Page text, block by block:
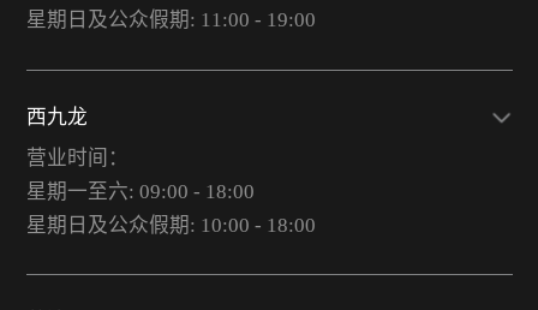
星期日及公众假期: 11:00 - 19:00
西九龙
营业时间：
星期一至六: 09:00 - 18:00
星期日及公众假期: 10:00 - 18:00